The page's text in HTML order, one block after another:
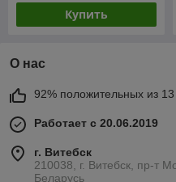
Купить
О нас
92% положительных из 13
Работает с 20.06.2019
г. Витебск
210038, г. Витебск, пр-т
Беларусь